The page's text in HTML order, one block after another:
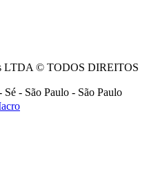
LTDA © TODOS DIREITOS
- São Paulo - São Paulo